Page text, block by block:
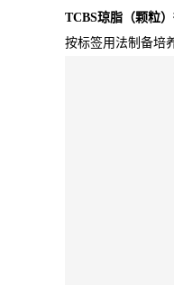
TCBS琼脂（颗粒）
按标签用法制备培